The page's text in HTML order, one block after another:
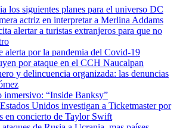
los siguientes planes para el universo DC
actriz en interpretar a Merlina Addams
alertar a turistas extranjeros para que no
alerta por la pandemia del Covid-19
por ataque en el CCH Naucalpan
y delincuencia organizada: las denuncias
inmersivo: “Inside Banksy”
Unidos investigan a Ticketmaster por
en concierto de Taylor Swift